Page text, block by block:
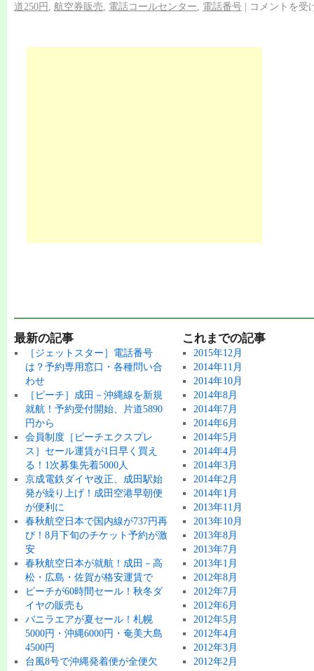
道250円
航空券販売 電話コールセンター 電話番号 | コメントを受
最新の記事
［ジェットスター］電話番号
は？予約専用窓口・各種問い合
わせ
［ピーチ］成田－沖縄線を新規
就航！予約受付開始、片道5890
円から
会員制度［ピーチエクスプレ
ス］セール運賃が1日早く買え
る！1次募集先着5000人
京成電鉄ダイヤ改正、成田駅始
発が繰り上げ！成田空港早朝便
が便利に
春秋航空日本で国内線が737円再
び！8月下旬のチケット予約が激
安
春秋航空日本が就航！成田－高
松・広島・佐賀が格安運賃で
ピーチが60時間セール！秋冬ダ
イヤの販売も
バニラエアが夏セール！札幌
5000円・沖縄6000円・奄美大島
4500円
台風8号で沖縄発着便が全便欠
これまでの記事
2015年12月
2014年11月
2014年10月
2014年8月
2014年7月
2014年6月
2014年5月
2014年4月
2014年3月
2014年2月
2014年1月
2013年11月
2013年10月
2013年8月
2013年7月
2013年1月
2012年8月
2012年7月
2012年6月
2012年5月
2012年4月
2012年3月
2012年2月